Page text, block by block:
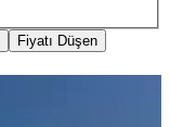
Fiyatı Düşen